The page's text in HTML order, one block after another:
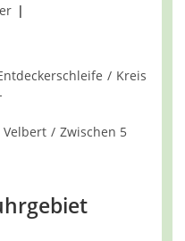
/ Kreis
Velbert / Zwischen 5